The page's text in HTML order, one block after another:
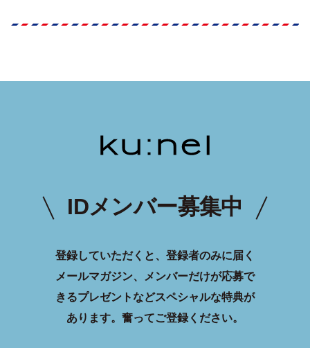
IDメンバー募集中
登録していただくと、登録者のみに届く
メールマガジン、メンバーだけが応募で
きるプレゼントなどスペシャルな特典が
あります。 奮ってご登録ください。